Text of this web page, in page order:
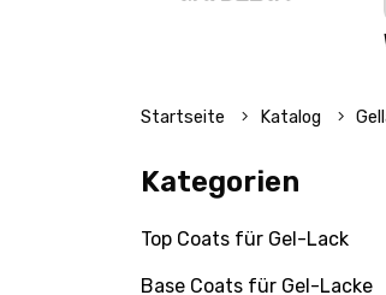
Startseite Katalog
Kategorien
Top Coats für Gel-Lack
Base Coats für Gel-Lacke